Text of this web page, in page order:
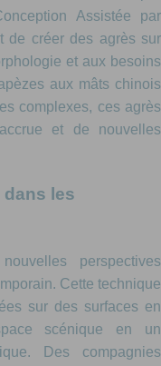
Assistée par
de créer des agrès sur
et aux besoins
aux mâts chinois
complexes, ces agrès
et de nouvelles
les
perspectives
Cette technique
sur des surfaces en
scénique en un
Des compagnies